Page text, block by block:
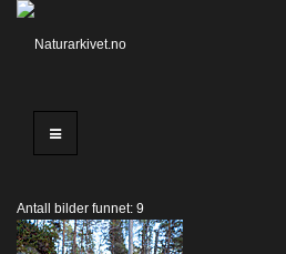
Antall bilder funnet: 9